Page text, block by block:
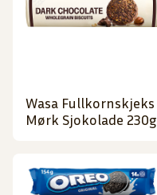
Wasa Fullkornskjeks
Mørk Sjokolade 230g